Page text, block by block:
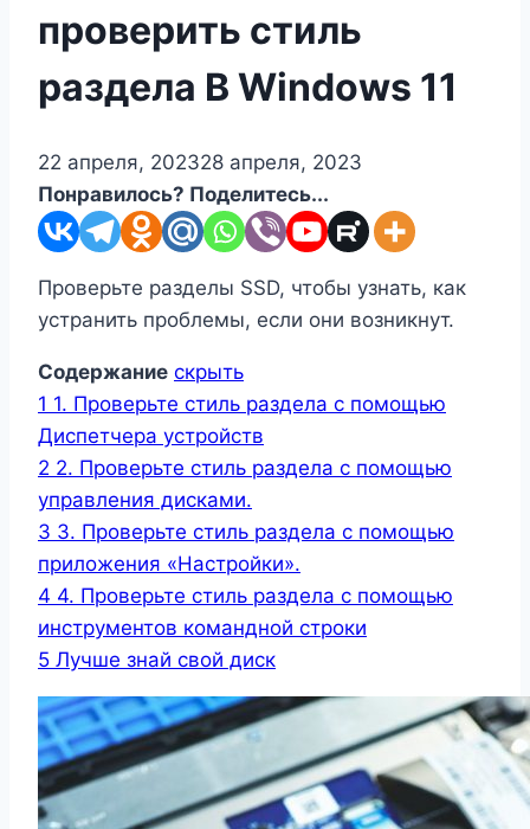
проверить стиль
раздела В Windows 11
22 апреля, 202328 апреля, 2023
Понравилось? Поделитесь...
Проверьте разделы SSD, чтобы узнать, как
устранить проблемы, если они возникнут.
Содержание скрыть
1 1. Проверьте стиль раздела с помощью
Диспетчера устройств
2 2. Проверьте стиль раздела с помощью
управления дисками.
3 3. Проверьте стиль раздела с помощью
приложения «Настройки».
4 4. Проверьте стиль раздела с помощью
инструментов командной строки
5 Лучше знай свой диск